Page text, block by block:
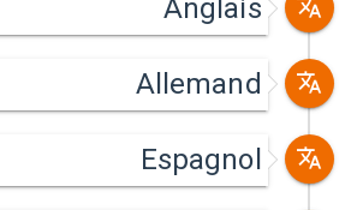
Anglais
Allemand
Espagnol